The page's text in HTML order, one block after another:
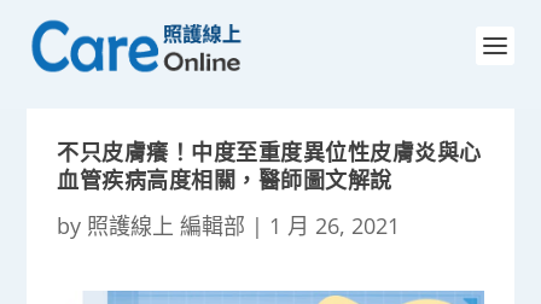
不只皮膚癢！中度至重度異位性皮膚炎與心
血管疾病高度相關，醫師圖文解說
by 照護線上 編輯部 | 1 月 26, 2021